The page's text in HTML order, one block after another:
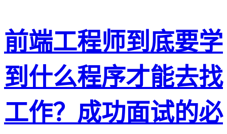
前端工程师到底要学
到什么程序才能去找
工作？成功面试的必